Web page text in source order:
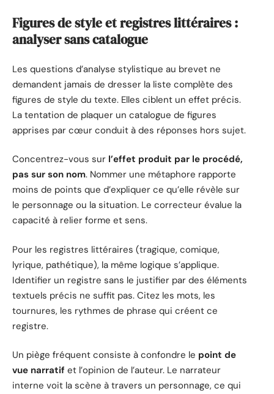
Figures de style et registres littéraires :
analyser sans catalogue
Les questions d’analyse stylistique au brevet ne
demandent jamais de dresser la liste complète des
figures de style du texte. Elles ciblent un effet précis.
La tentation de plaquer un catalogue de figures
apprises par cœur conduit à des réponses hors sujet.
Concentrez-vous sur l’effet produit par le procédé,
pas sur son nom. Nommer une métaphore rapporte
moins de points que d’expliquer ce qu’elle révèle sur
le personnage ou la situation. Le correcteur évalue la
capacité à relier forme et sens.
Pour les registres littéraires (tragique, comique,
lyrique, pathétique), la même logique s’applique.
Identifier un registre sans le justifier par des éléments
textuels précis ne suffit pas. Citez les mots, les
tournures, les rythmes de phrase qui créent ce
registre.
Un piège fréquent consiste à confondre le point de
vue narratif et l’opinion de l’auteur. Le narrateur
interne voit la scène à travers un personnage, ce qui